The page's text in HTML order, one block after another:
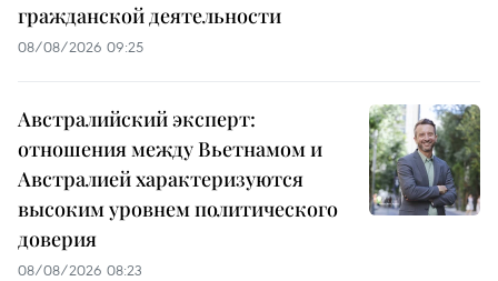
гражданской деятельности
08/08/2026 09:25
Австралийский эксперт:
отношения между Вьетнамом и
Австралией характеризуются
высоким уровнем политического
доверия
08/08/2026 08:23